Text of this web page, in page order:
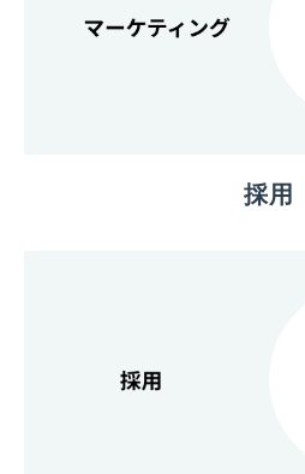
採用